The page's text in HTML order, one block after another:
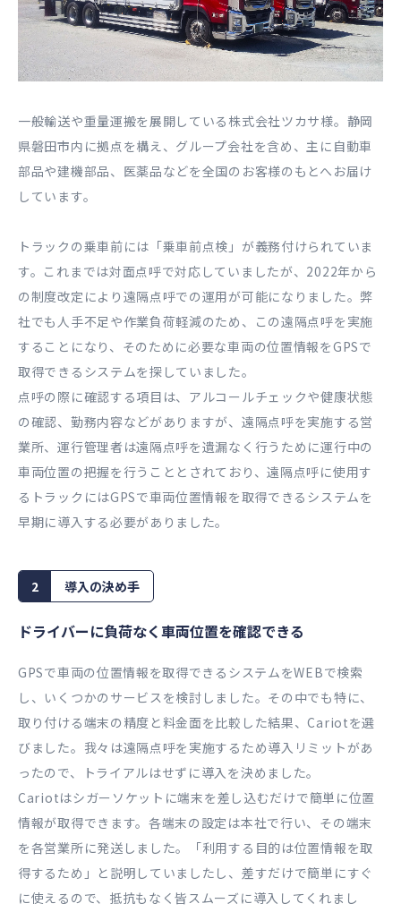
一般輸送や重量運搬を展開している株式会社ツカサ様。静岡
県磐田市内に拠点を構え、グループ会社を含め、主に自動車
部品や建機部品、医薬品などを全国のお客様のもとへお届け
しています。
トラックの乗車前には「乗車前点検」が義務付けられていま
す。これまでは対面点呼で対応していましたが、2022年から
の制度改定により遠隔点呼での運用が可能になりました。弊
社でも人手不足や作業負荷軽減のため、この遠隔点呼を実施
することになり、そのために必要な車両の位置情報をGPSで
取得できるシステムを探していました。
点呼の際に確認する項目は、アルコールチェックや健康状態
の確認、勤務内容などがありますが、遠隔点呼を実施する営
業所、運行管理者は遠隔点呼を遺漏なく行うために運行中の
車両位置の把握を行うこととされており、遠隔点呼に使用す
るトラックにはGPSで車両位置情報を取得できるシステムを
早期に導入する必要がありました。
2 導入の決め手
ドライバーに負荷なく車両位置を確認できる
GPSで車両の位置情報を取得できるシステムをWEBで検索
し、いくつかのサービスを検討しました。その中でも特に、
取り付ける端末の精度と料金面を比較した結果、Cariotを選
びました。我々は遠隔点呼を実施するため導入リミットがあ
ったので、トライアルはせずに導入を決めました。
Cariotはシガーソケットに端末を差し込むだけで簡単に位置
情報が取得できます。各端末の設定は本社で行い、その端末
を各営業所に発送しました。「利用する目的は位置情報を取
得するため」と説明していましたし、差すだけで簡単にすぐ
に使えるので、抵抗もなく皆スムーズに導入してくれまし